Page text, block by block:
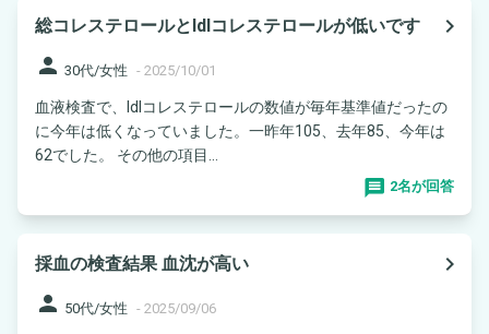
総コレステロールとldlコレステロールが低いです
navigate_next
person 30代/女性 - 2025/10/01
血液検査で、ldlコレステロールの数値が毎年基準値だったの
に今年は低くなっていました。一昨年105、去年85、今年は
62でした。 その他の項目...
2名が回答
採血の検査結果 血沈が高い
navigate_next
person 50代/女性 - 2025/09/06